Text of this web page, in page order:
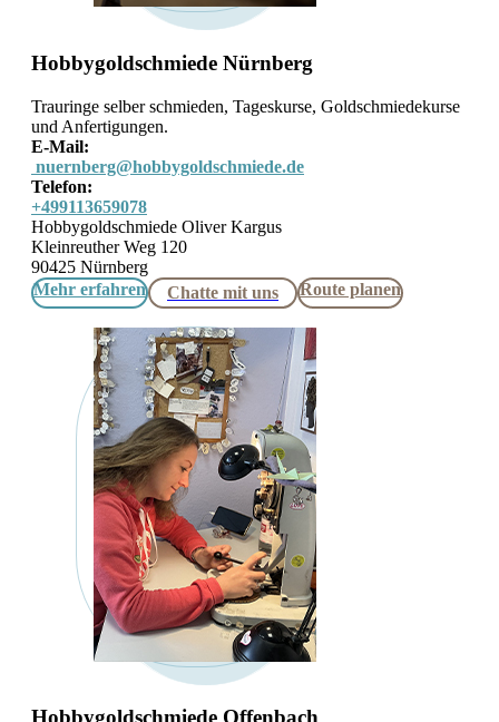
Hobbygoldschmiede Nürnberg
Trauringe selber schmieden, Tageskurse, Goldschmiedekurse
und Anfertigungen.
E-Mail:
nuernberg@hobbygoldschmiede.de
Telefon:
+499113659078
Hobbygoldschmiede Oliver Kargus
Kleinreuther Weg 120
90425 Nürnberg
Mehr erfahren
Chatte mit uns Route planen